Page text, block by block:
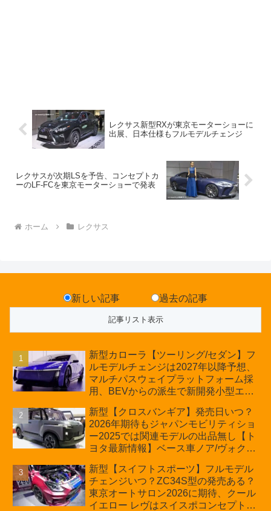
レクサス新型RXが東京モーターショーに
出展、日本仕様もフルモデルチェンジ
レクサスが次期LSを予告、コンセプトカ
ーのLF-FCを東京モーターショーで発表
ホーム レクサス
新しい記事 過去の記事
新型カローラ【ツーリング/セダン】フ
ルモデルチェンジは2027年以降予想、
マルチパスウェイプラットフォーム採
用、BEVからの派生で新開発小型エン
の採用は無しか【トヨタ最新情報】60
周年記念車発売
新型【クロスバンギア】発売日いつ？
2026年期待もジャパンモビリティショ
ー2025では関連モデルの出品無し【ト
ヨタ最新情報】ベース車ノア/ヴォクシ
ほか「コア」と「ツール」、デリカ
D:5対抗のクロスオーバーSUVミニバ
ン
新型【スイフトスポーツ】フルモデル
チェンジいつ？ZC34S型の発売ある？
東京オートサロン2026に期待、クール
イエロー レヴはスイスポコンセプト